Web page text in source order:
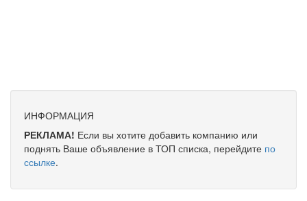
ИНФОРМАЦИЯ
РЕКЛАМА! Если вы хотите добавить компанию или
поднять Ваше объявление в ТОП списка, перейдите по
ссылке.